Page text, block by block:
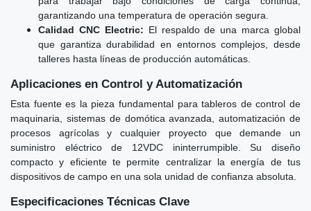
garantizando una temperatura de operación segura.
Calidad CNC Electric: El respaldo de una marca global
que garantiza durabilidad en entornos complejos, desde
talleres hasta líneas de producción automáticas.
Aplicaciones en Control y Automatización
Esta fuente es la pieza fundamental para tableros de control de
maquinaria, sistemas de domótica avanzada, automatización de
procesos agrícolas y cualquier proyecto que demande un
suministro eléctrico de 12VDC ininterrumpible. Su diseño
compacto y eficiente te permite centralizar la energía de tus
dispositivos de campo en una sola unidad de confianza absoluta.
Especificaciones Técnicas Clave